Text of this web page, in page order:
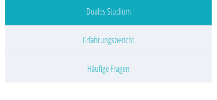
Duales Studium
Erfahrungsbericht
Häufige Fragen